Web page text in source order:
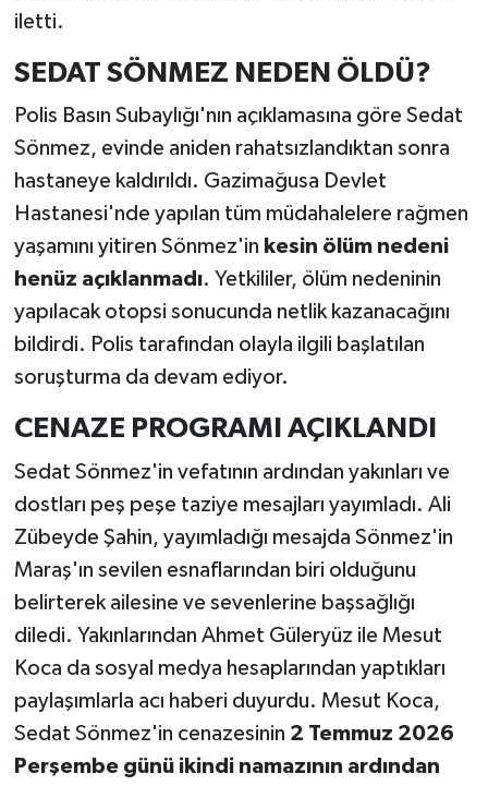
iletti.
SEDAT SÖNMEZ NEDEN ÖLDÜ?
Polis Basın Subaylığı'nın açıklamasına göre Sedat
Sönmez, evinde aniden rahatsızlandıktan sonra
hastaneye kaldırıldı. Gazimağusa Devlet
Hastanesi'nde yapılan tüm müdahalelere rağmen
yaşamını yitiren Sönmez'in kesin ölüm nedeni
henüz açıklanmadı. Yetkililer, ölüm nedeninin
yapılacak otopsi sonucunda netlik kazanacağını
bildirdi. Polis tarafından olayla ilgili başlatılan
soruşturma da devam ediyor.
CENAZE PROGRAMI AÇIKLANDI
Sedat Sönmez'in vefatının ardından yakınları ve
dostları peş peşe taziye mesajları yayımladı. Ali
Zübeyde Şahin, yayımladığı mesajda Sönmez'in
Maraş'ın sevilen esnaflarından biri olduğunu
belirterek ailesine ve sevenlerine başsağlığı
diledi. Yakınlarından Ahmet Güleryüz ile Mesut
Koca da sosyal medya hesaplarından yaptıkları
paylaşımlarla acı haberi duyurdu. Mesut Koca,
Sedat Sönmez'in cenazesinin 2 Temmuz 2026
Perşembe günü ikindi namazının ardından